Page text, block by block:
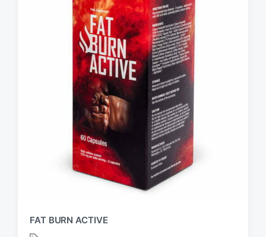
FAT BURN ACTIVE